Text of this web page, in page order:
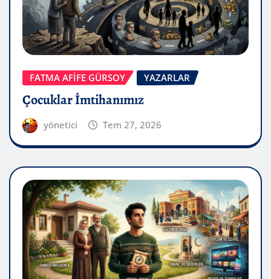
FATMA AFİFE GÜRSOY YAZARLAR
Çocuklar İmtihanımız
yönetici Tem 27, 2026